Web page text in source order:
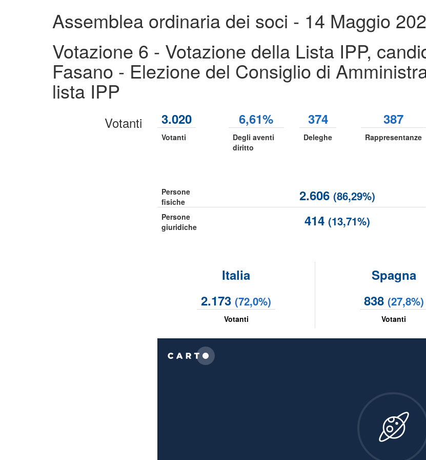
Assemblea ordinaria dei soci - 14 Maggio
Votazione 6 - Votazione della Lista IPP,
Fasano - Elezione del Consiglio di
lista IPP
Votanti 3.020
Votanti
6,61%
Degli aventi
diritto
374
Deleghe
387
Rappresentanze
Persone
fisiche
2.606 (86,29%)
Persone
giuridiche
414 (13,71%)
Italia Spagna
2.173 (72,0%)
Votanti
838 (27,8%)
Votanti